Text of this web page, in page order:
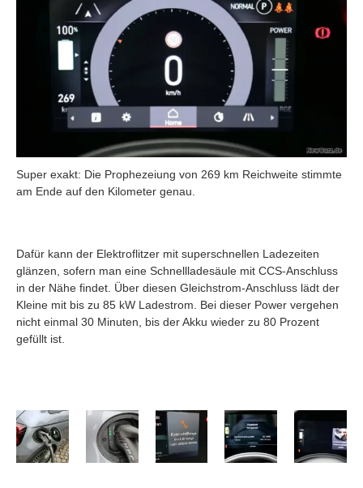
Super exakt: Die Prophezeiung von 269 km Reichweite stimmte
am Ende auf den Kilometer genau.
Dafür kann der Elektroflitzer mit superschnellen Ladezeiten
glänzen, sofern man eine Schnellladesäule mit CCS-Anschluss
in der Nähe findet. Über diesen Gleichstrom-Anschluss lädt der
Kleine mit bis zu 85 kW Ladestrom. Bei dieser Power vergehen
nicht einmal 30 Minuten, bis der Akku wieder zu 80 Prozent
gefüllt ist.